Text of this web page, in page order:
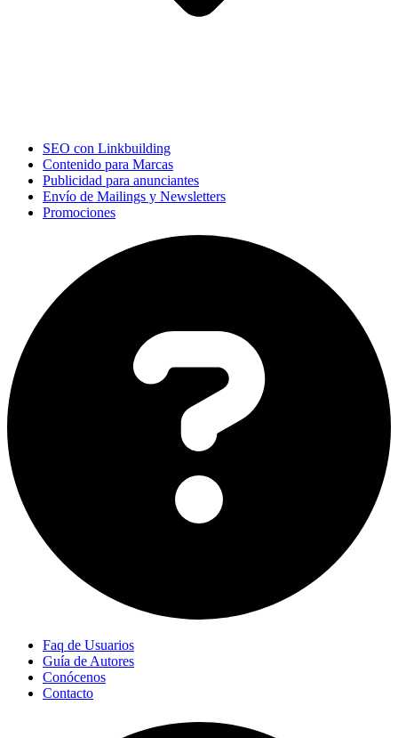
SEO con Linkbuilding
Contenido para Marcas
Publicidad para anunciantes
Envío de Mailings y Newsletters
Promociones
Faq de Usuarios
Guía de Autores
Conócenos
Contacto